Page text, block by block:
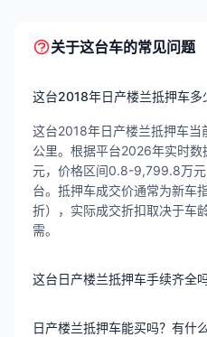
关于这台车的常见问题
这台2018年日产楼兰抵押车多
这台2018年日产楼兰抵押车当
公里。根据平台2026年实时
元，价格区间0.8-9,799.8万
台。抵押车成交价通常为新车
折），实际成交折扣取决于车
需。
这台日产楼兰抵押车手续齐全
日产楼兰抵押车能买吗？有什